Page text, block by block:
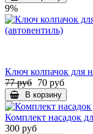
9%
Ключ колпачок для
77 руб 70 руб
В корзину
Комплект насадок
300 руб